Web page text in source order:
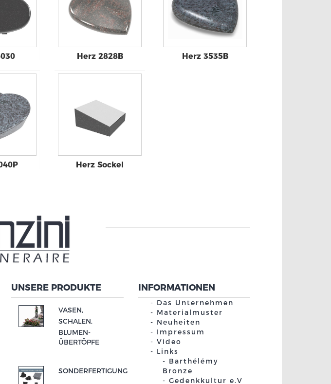
Herz 2828B Herz 3535B
Herz Sockel
UNSERE PRODUKTE
VASEN,
SCHALEN,
BLUMEN-
ÜBERTÖPFE
SONDERFERTIGUNG
INFORMATIONEN
Das Unternehmen
Materialmuster
Neuheiten
Impressum
Video
Links
Barthélémy
Bronze
Gedenkkultur e.V